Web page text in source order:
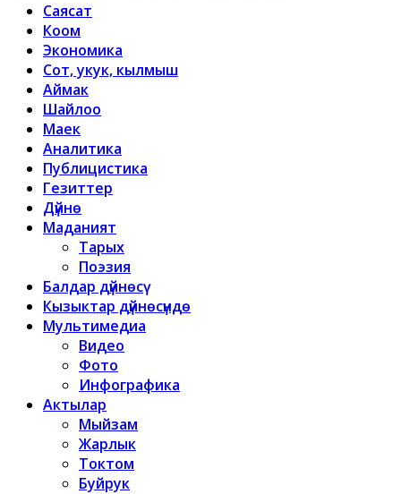
Саясат
Коом
Экономика
Сот, укук, кылмыш
Аймак
Шайлоо
Маек
Аналитика
Публицистика
Гезиттер
Дүйнө
Маданият
Тарых
Поэзия
Балдар дүйнөсү
Кызыктар дүйнөсүндө
Мультимедиа
Видео
Фото
Инфографика
Актылар
Мыйзам
Жарлык
Токтом
Буйрук